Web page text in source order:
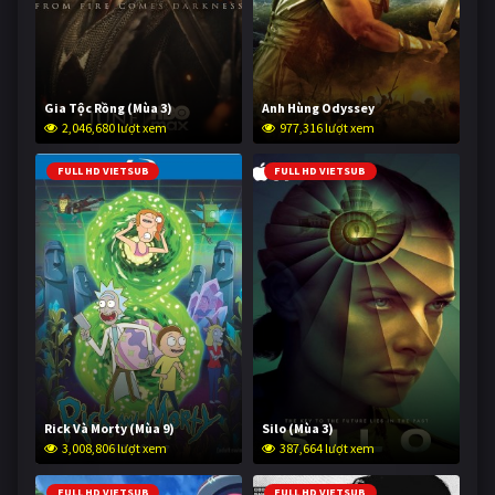
Gia Tộc Rồng (Mùa 3)
2,046,680 lượt xem
Anh Hùng Odyssey
977,316 lượt xem
FULL HD VIETSUB
Rick Và Morty (Mùa 9)
3,008,806 lượt xem
FULL HD VIETSUB
Silo (Mùa 3)
387,664 lượt xem
FULL HD VIETSUB FULL HD VIETSUB